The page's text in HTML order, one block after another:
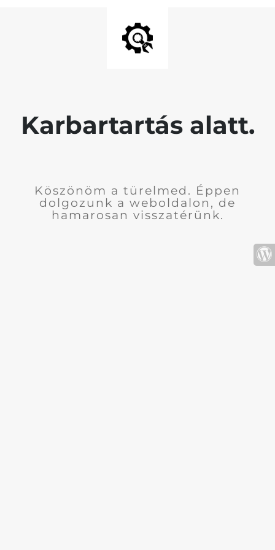
Karbartartás alatt.
Köszönöm a türelmed. Éppen
dolgozunk a weboldalon, de
hamarosan visszatérünk.